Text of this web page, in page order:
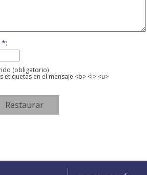
(obligatorio)
etiquetas en el mensaje <b> <i> <u>